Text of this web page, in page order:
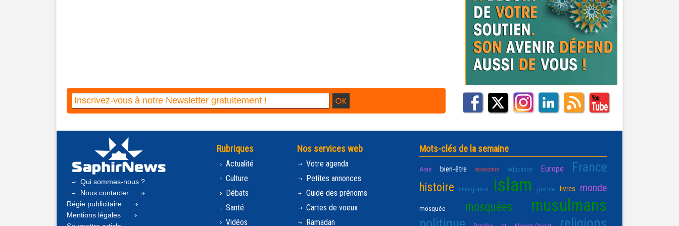
Qui sommes-nous ?
Nous contacter
Régie publicitaire
Mentions légales
Rubriques
Actualité
Culture
Débats
Santé
Vidéos
Nos services web
Votre agenda
Petites annonces
Guide des prénoms
Cartes de voeux
Ramadan
Mots-clés de la semaine
Asie bien-être économie éducation Europe France
histoire immigration islam justice livres monde
mosquée mosquées musulmans